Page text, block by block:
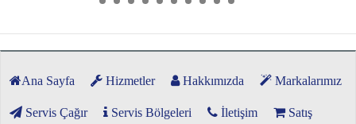
Ana Sayfa Hizmetler Hakkımızda Markalarımız
Servis Çağır Servis Bölgeleri İletişim Satış